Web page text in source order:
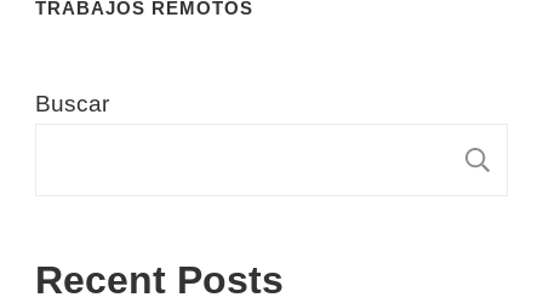
TRABAJOS REMOTOS
Buscar
Recent Posts